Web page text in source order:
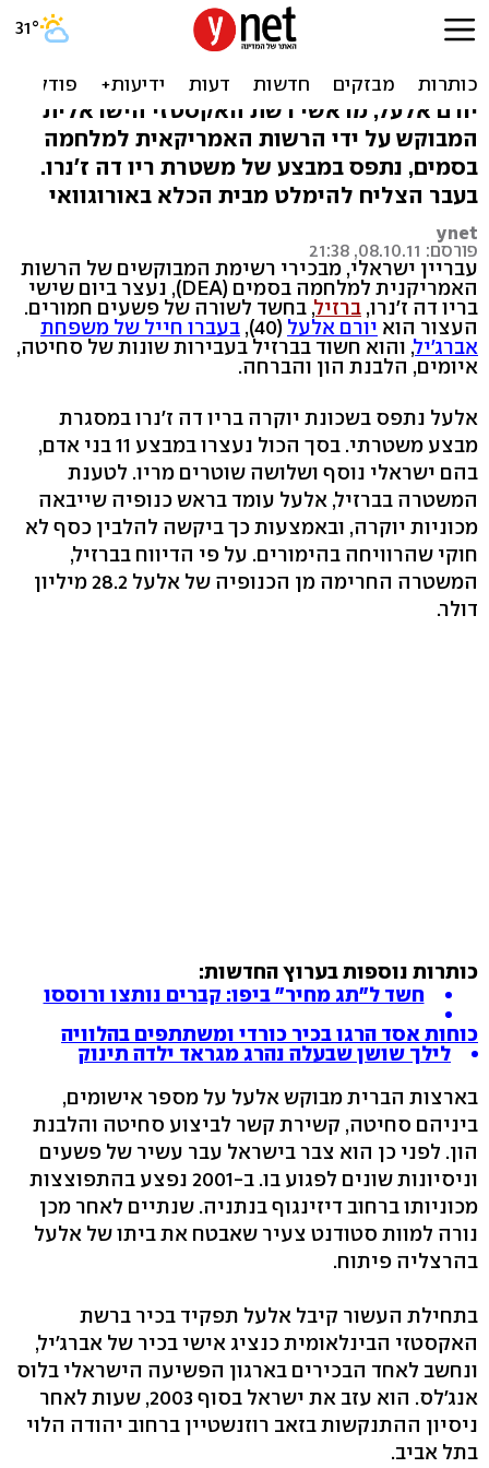
בכיר לשעבר בכנופיית אברג'יל
נעצר בברזיל
יורם אלעל, מראשי רשת האקסטזי הישראלית
המבוקש על ידי הרשות האמריקאית למלחמה
בסמים, נתפס במבצע של משטרת ריו דה ז'נרו.
בעבר הצליח להימלט מבית הכלא באורוגוואי
ynet
פורסם: 08.10.11, 21:38
עבריין ישראלי, מבכירי רשימת המבוקשים של הרשות
האמריקנית למלחמה בסמים (DEA), נעצר ביום שישי
בריו דה ז'נרו, ברזיל, בחשד לשורה של פשעים חמורים.
העצור הוא יורם אלעל (40), בעברו חייל של משפחת
אברג'יל, והוא חשוד בברזיל בעבירות שונות של סחיטה,
איומים, הלבנת הון והברחה.
אלעל נתפס בשכונת יוקרה בריו דה ז'נרו במסגרת
מבצע משטרתי. בסך הכול נעצרו במבצע 11 בני אדם,
בהם ישראלי נוסף ושלושה שוטרים מריו. לטענת
המשטרה בברזיל, אלעל עומד בראש כנופיה שייבאה
מכוניות יוקרה, ובאמצעות כך ביקשה להלבין כסף לא
חוקי שהרוויחה בהימורים. על פי הדיווח בברזיל,
המשטרה החרימה מן הכנופיה של אלעל 28.2 מיליון
דולר.
כותרות נוספות בערוץ החדשות:
חשד ל"תג מחיר" ביפו: קברים נותצו ורוססו
כוחות אסד הרגו בכיר כורדי ומשתתפים בהלוויה
לילך שושן שבעלה נהרג מגראד ילדה תינוק
בארצות הברית מבוקש אלעל על מספר אישומים,
ביניהם סחיטה, קשירת קשר לביצוע סחיטה והלבנת
הון. לפני כן הוא צבר בישראל עבר עשיר של פשעים
וניסיונות שונים לפגוע בו. ב-2001 נפצע בהתפוצצות
מכוניותו ברחוב דיזינגוף בנתניה. שנתיים לאחר מכן
נורה למוות סטודנט צעיר שאבטח את ביתו של אלעל
בהרצליה פיתוח.
בתחילת העשור קיבל אלעל תפקיד בכיר ברשת
האקסטזי הבינלאומית כנציג אישי בכיר של אברג'יל,
ונחשב לאחד הבכירים בארגון הפשיעה הישראלי בלוס
אנג'לס. הוא עזב את ישראל בסוף 2003, שעות לאחר
ניסיון ההתנקשות בזאב רוזנשטיין ברחוב יהודה הלוי
בתל אביב.